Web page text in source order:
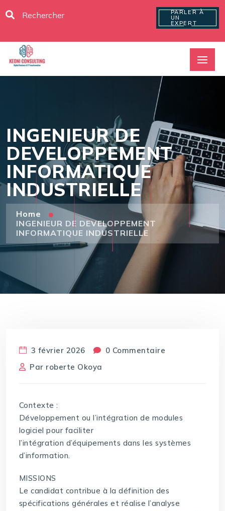
PARLER À
UN
EXPERT
INGENIEUR DE
DEVELOPPEMENT
INFORMATIQUE
INDUSTRIELLE
Home
INGENIEUR DE DEVELOPPEMENT
INFORMATIQUE INDUSTRIELLE
3 février 2026
0 Commentaire
Par roberte Okoya
Contexte :
Développement ou l’intégration de modules
logiciel pour faciliter
l’intégration d’équipements dans les systèmes
d’information.
MISSIONS
Le candidat contribue à la définition des
spécifications générales et réalise l’analyse